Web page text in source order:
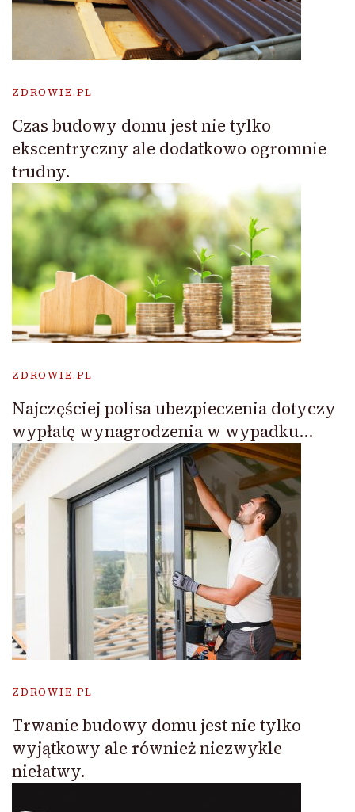
ZDROWIE.PL
Czas budowy domu jest nie tylko
ekscentryczny ale dodatkowo ogromnie
trudny.
ZDROWIE.PL
Najczęściej polisa ubezpieczenia dotyczy
wypłatę wynagrodzenia w wypadku…
ZDROWIE.PL
Trwanie budowy domu jest nie tylko
wyjątkowy ale również niezwykle
niełatwy.